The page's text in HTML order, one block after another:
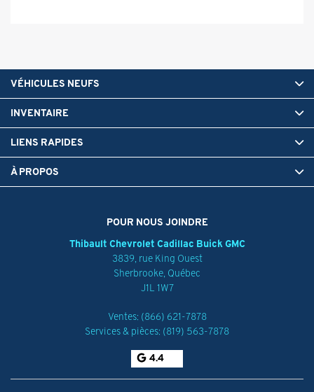
POUR NOUS JOINDRE
Thibault Chevrolet Cadillac Buick GMC
3839, rue King Ouest
Sherbrooke, Québec
J1L 1W7
Ventes: (866) 621-7878
Services & pièces: (819) 563-7878
4.4
VÉHICULES NEUFS
INVENTAIRE
LIENS RAPIDES
À PROPOS